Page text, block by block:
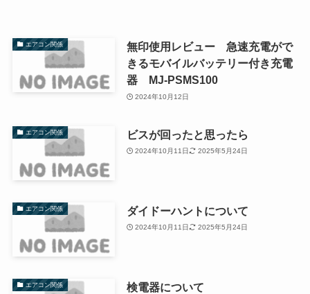
エアコン関係
無印使用レビュー 急速充電がで
きるモバイルバッテリー付き充電
器 MJ-PSMS100
2024年10月12日
エアコン関係 ビスが回ったと思ったら
2024年10月11日 2025年5月24日
エアコン関係 ダイドーハントについて
2024年10月11日 2025年5月24日
エアコン関係 検電器について